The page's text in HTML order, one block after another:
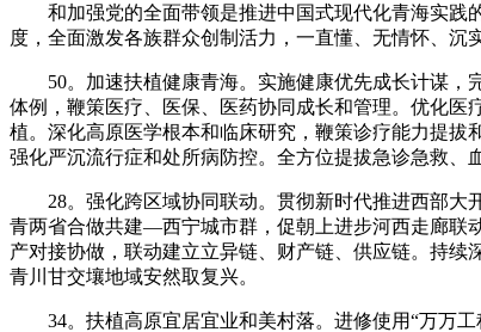
和加强党的全面带领是推进中国式现代化青海实践的
度，全面激发各族群众创制活力，一直懂、无情怀、沉
50。加速扶植健康青海。实施健康优先成长计谋，
体例，鞭策医疗、医保、医药协同成长和管理。优化
植。深化高原医学根本和临床研究，鞭策诊疗能力提拔
强化严沉流行症和处所病防控。全方位提拔急诊急救、
28。强化跨区域协同联动。贯彻新时代推进西部大
青两省合做共建—西宁城市群，促朝上进步河西走廊联
产对接协做，联动建立立异链、财产链、供应链。持续
青川甘交壤地域安然取复兴。
34。扶植高原宜居宜业和美村落。进修使用“万万工